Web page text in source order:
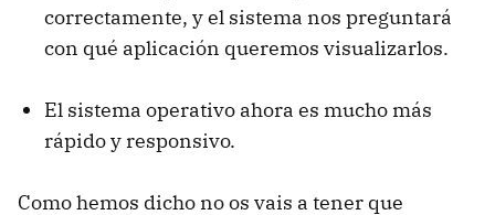
correctamente, y el sistema nos preguntará
con qué aplicación queremos visualizarlos.
El sistema operativo ahora es mucho más
rápido y responsivo.
Como hemos dicho no os vais a tener que